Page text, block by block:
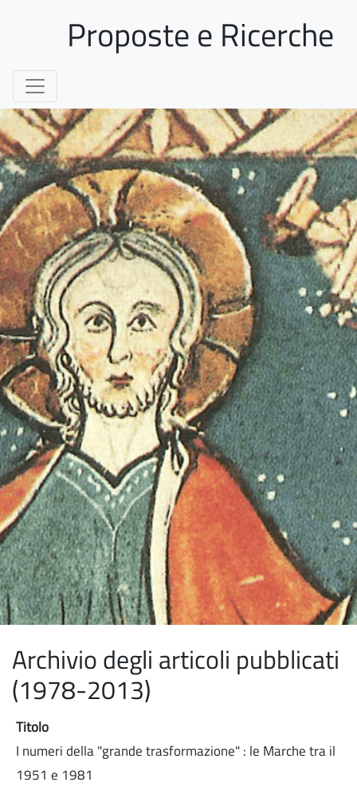
Proposte e Ricerche
Archivio degli articoli pubblicati
(1978-2013)
Titolo
I numeri della "grande trasformazione" : le Marche tra il
1951 e 1981